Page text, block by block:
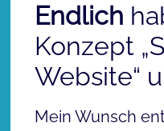
Endlich
Konzept
Website“
Mein Wunsch